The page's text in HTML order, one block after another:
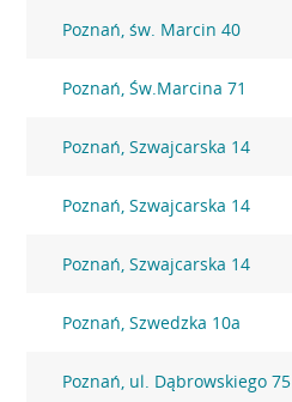
Poznań, św. Marcin 40
Poznań, Św.Marcina 71
Poznań, Szwajcarska 14
Poznań, Szwajcarska 14
Poznań, Szwajcarska 14
Poznań, Szwedzka 10a
Poznań, ul. Dąbrowskiego 75